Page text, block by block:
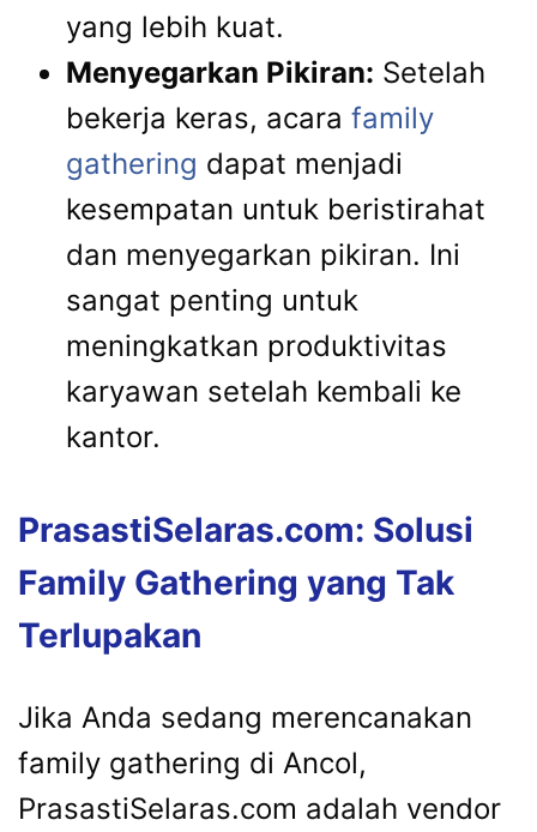
yang lebih kuat.
Menyegarkan Pikiran: Setelah
bekerja keras, acara family
gathering dapat menjadi
kesempatan untuk beristirahat
dan menyegarkan pikiran. Ini
sangat penting untuk
meningkatkan produktivitas
karyawan setelah kembali ke
kantor.
PrasastiSelaras.com: Solusi
Family Gathering yang Tak
Terlupakan
Jika Anda sedang merencanakan
family gathering di Ancol,
PrasastiSelaras.com adalah vendor